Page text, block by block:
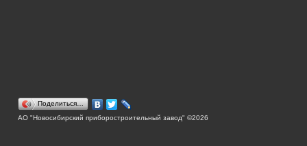
Поделиться…
АО "Новосибирский приборостроительный завод" ©2026